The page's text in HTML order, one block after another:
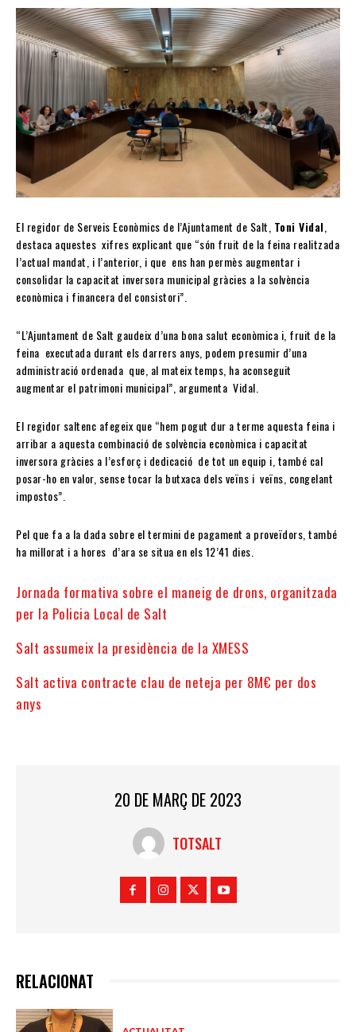
El regidor de Serveis Econòmics de l’Ajuntament de Salt, Toni Vidal
destaca aquestes xifres explicant que “són fruit de la feina realitzada
l’actual mandat, i l’anterior, i que ens han permès augmentar i
consolidar la capacitat inversora municipal gràcies a la solvència
econòmica i financera del consistori”.
“L’Ajuntament de Salt gaudeix d’una bona salut econòmica i, fruit de la
feina executada durant els darrers anys, podem presumir d’una
administració ordenada que, al mateix temps, ha aconseguit
augmentar el patrimoni municipal”, argumenta Vidal.
El regidor saltenc afegeix que “hem pogut dur a terme aquesta feina i
arribar a aquesta combinació de solvència econòmica i capacitat
inversora gràcies a l’esforç i dedicació de tot un equip i, també cal
posar-ho en valor, sense tocar la butxaca dels veïns i veïns, congelant
impostos”.
Pel que fa a la dada sobre el termini de pagament a proveïdors, també
ha millorat i a hores d’ara se situa en els 12’41 dies.
Jornada formativa sobre el maneig de drons, organitzada
per la Policia Local de Salt
Salt assumeix la presidència de la XMESS
Salt activa contracte clau de neteja per 8M€ per dos
anys
20 DE MARÇ DE 2023
TOTSALT
RELACIONAT